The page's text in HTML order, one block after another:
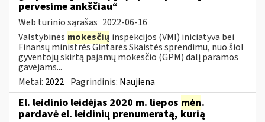
pervesime ankščiau“
Web turinio sąrašas 2022-06-16
Valstybinės mokesčių inspekcijos (VMI) iniciatyva bei
Finansų ministrės Gintarės Skaistės sprendimu, nuo šiol
gyventojų skirtą pajamų mokesčio (GPM) dalį paramos
gavėjams...
Metai: 2022 Pagrindinis: Naujiena
El. leidinio leidėjas 2020 m. liepos mėn.
pardavė el. leidinių prenumeratą, kurią